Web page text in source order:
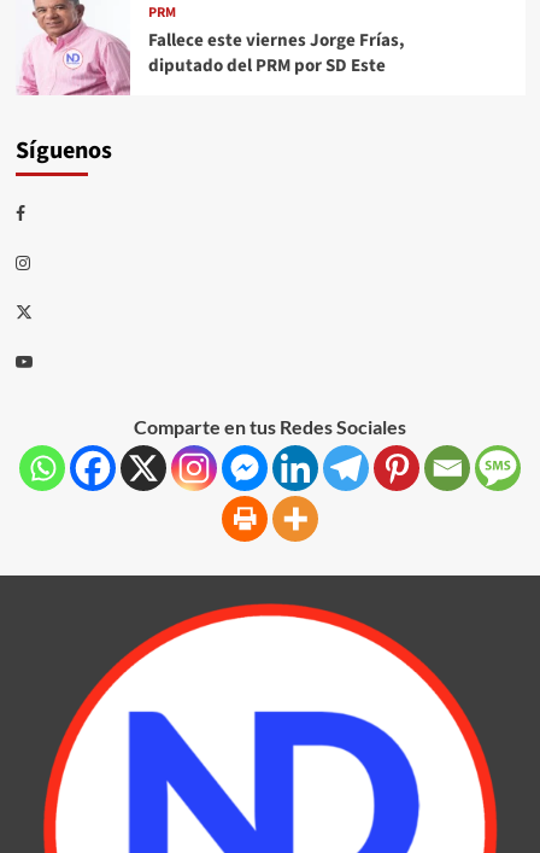
PRM
Fallece este viernes Jorge Frías,
diputado del PRM por SD Este
Síguenos
Comparte en tus Redes Sociales